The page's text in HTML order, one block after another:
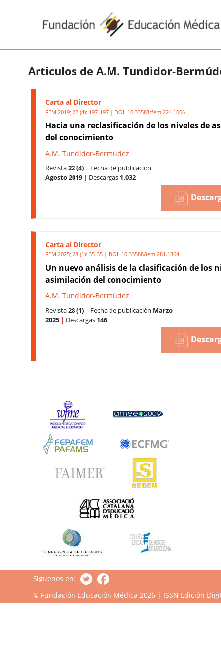
Articulos de A.M. Tundidor-
Carta al Director
FEM 2019; 22 (4): 197-197 | DOI: 10.33588/fem.224.1006
Hacia una reclasificación de los niveles de
del conocimiento
A.M. Tundidor-Bermúdez
Revista22 (4) | Fecha de publicación
Agosto 2019 | Descargas 1.032
Carta al Director
FEM 2025; 28 (1): 35-35 | DOI: 10.33588/fem.281.1364
Un nuevo análisis de la clasificación de los
asimilación del conocimiento
A.M. Tundidor-Bermúdez
Revista28 (1) | Fecha de publicación Marzo
2025 | Descargas 146
Siguenos en:
© Fundación Educación Médica 2026 | ISSN Edición